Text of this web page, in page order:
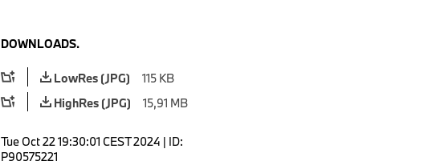
DOWNLOADS.
LowRes (JPG)
115 KB
HighRes (JPG)
15,91 MB
Tue Oct 22 19:30:01 CEST 2024 | ID:
P90575221